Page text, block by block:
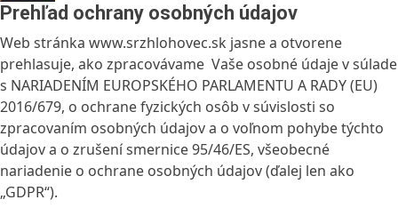
Prehľad ochrany osobných údajov
Web stránka www.srzhlohovec.sk jasne a otvorene
prehlasuje, ako zpracovávame Vaše osobné údaje v súlade
s NARIADENÍM EUROPSKÉHO PARLAMENTU A RADY (EU)
2016/679, o ochrane fyzických osôb v súvislosti so
zpracovaním osobných údajov a o voľnom pohybe týchto
údajov a o zrušení smernice 95/46/ES, všeobecné
nariadenie o ochrane osobných údajov (ďalej len ako
„GDPR“).